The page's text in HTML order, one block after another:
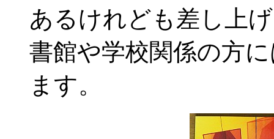
あるけれども差し上
書館や学校関係の方
ます。